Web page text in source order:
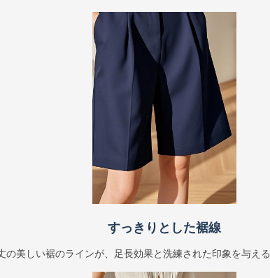
すっきりとした裾線
の美しい裾のラインが、足長効果と洗練された印象を与える